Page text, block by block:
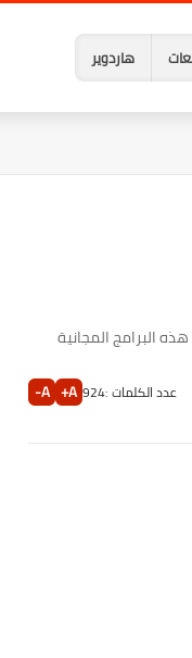
هاردوير
البرامج المجانية
عدد الكلمات :924
A+
A-